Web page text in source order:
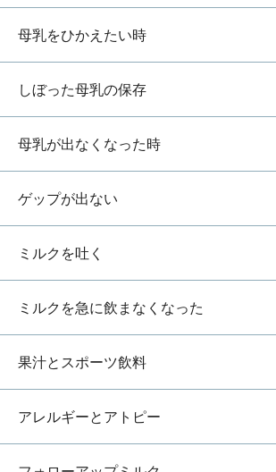
母乳をひかえたい時
しぼった母乳の保存
母乳が出なくなった時
ゲップが出ない
ミルクを吐く
ミルクを急に飲まなくなった
果汁とスポーツ飲料
アレルギーとアトピー